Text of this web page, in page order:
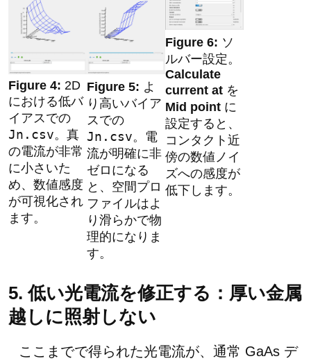
2D
における低バ
イアスでの
Jn.csv。真
の電流が非常
に小さいた
め、数値感度
が可視化され
ます。
よ
り高いバイア
スでの
Jn.csv。電
流が明確に非
ゼロになる
と、空間プロ
ファイルはよ
り滑らかで物
理的になりま
す。
ソ
ルバー設定。
Calculate
current at を
Mid point に
設定すると、
コンタクト近
傍の数値ノイ
ズへの感度が
低下します。
5. 低い光電流を修正する：厚い金属
越しに照射しない
ここまでで得られた光電流が、通常 GaAs デ